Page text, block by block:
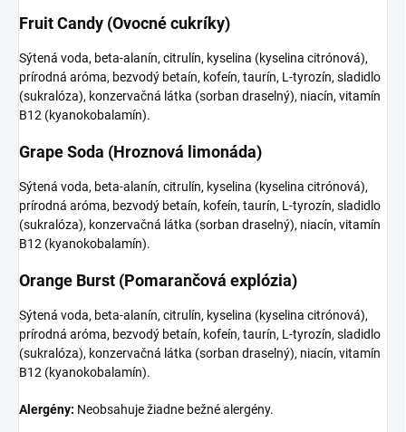
Fruit Candy (Ovocné cukríky)
Sýtená voda, beta-alanín, citrulín, kyselina (kyselina citrónová),
prírodná aróma, bezvodý betaín, kofeín, taurín, L-tyrozín, sladidlo
(sukralóza), konzervačná látka (sorban draselný), niacín, vitamín
B12 (kyanokobalamín).
Grape Soda (Hroznová limonáda)
Sýtená voda, beta-alanín, citrulín, kyselina (kyselina citrónová),
prírodná aróma, bezvodý betaín, kofeín, taurín, L-tyrozín, sladidlo
(sukralóza), konzervačná látka (sorban draselný), niacín, vitamín
B12 (kyanokobalamín).
Orange Burst (Pomarančová explózia)
Sýtená voda, beta-alanín, citrulín, kyselina (kyselina citrónová),
prírodná aróma, bezvodý betaín, kofeín, taurín, L-tyrozín, sladidlo
(sukralóza), konzervačná látka (sorban draselný), niacín, vitamín
B12 (kyanokobalamín).
Alergény: Neobsahuje žiadne bežné alergény.